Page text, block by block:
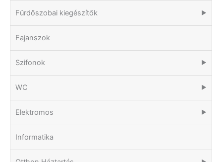
Fürdőszobai kiegészítők ▶
Fajanszok
Szifonok ▶
WC ▶
Elektromos ▶
Informatika